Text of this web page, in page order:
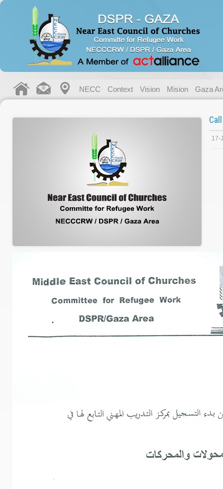
NECC Context Vision Mision Gaza
17-